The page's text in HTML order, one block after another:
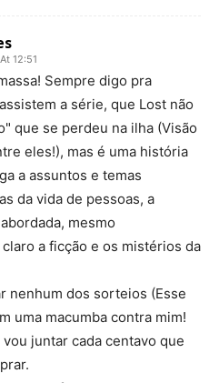
12:51
Sempre digo pra
a série, que Lost não
que se perdeu na ilha (Visão
eles!), mas é uma história
a assuntos e temas
da vida de pessoas, a
mesmo
a ficção e os mistérios da
nenhum dos sorteios (Esse
uma macumba contra mim!
juntar cada centavo que